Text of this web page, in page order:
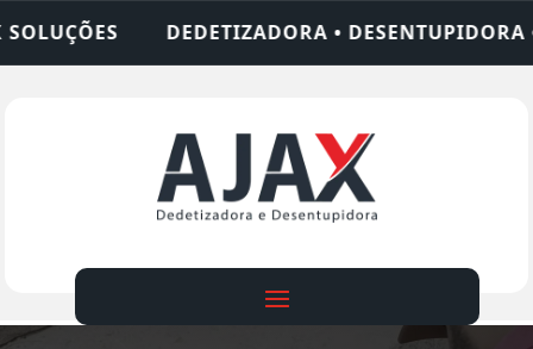
• DESENTUPIDORA • LIMPEZA DE FOSSA •